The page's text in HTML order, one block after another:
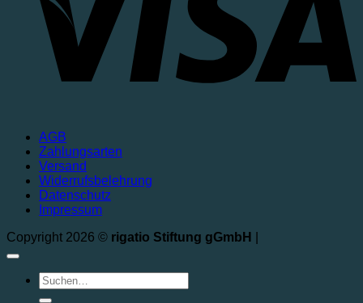
AGB
Zahlungsarten
Versand
Widerrufsbelehrung
Datenschutz
Impressum
Copyright 2026 © rigatio Stiftung gGmbH
Suchen
nach: